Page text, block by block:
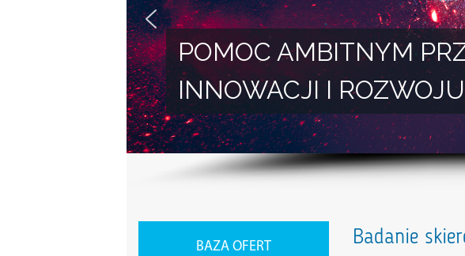
POMOC AMBITNYM
INNOWACJI I
BAZA OFERT
Badanie